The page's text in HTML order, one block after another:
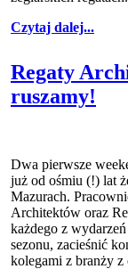
Czytaj dalej...
Regaty
ruszamy!
Dwa pierwsze
już od ośmiu (!) lat
Mazurach.
Architektów oraz
każdego z
sezonu, zacieśnić
kolegami z branży z